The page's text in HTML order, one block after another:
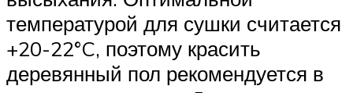
температурой для сушки считается
+20-22°C, поэтому красить
деревянный пол рекомендуется в